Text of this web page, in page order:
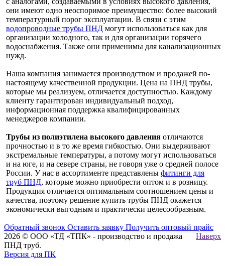
они имеют одно неоспоримое преимущество: более высокий
температурный порог эксплуатации. В связи с этим
водопроводные трубы ПНД могут использоваться как для
организации холодного, так и для организации горячего
водоснабжения. Также они применимы для канализационных
нужд.
Наша компания занимается производством и продажей по-
настоящему качественной продукции. Цена на ПНД трубы,
которые мы реализуем, отличается доступностью. Каждому
клиенту гарантирован индивидуальный подход,
информационная поддержка квалифицированных
менеджеров компании.
Трубы из полиэтилена высокого давления отличаются
прочностью и в то же время гибкостью. Они выдерживают
экстремальные температуры, а потому могут использоваться
и на юге, и на севере страны, не говоря уже о средней полосе
России. У нас в ассортименте представлены фитинги для
труб ПНД, которые можно приобрести оптом и в розницу.
Продукция отличается оптимальным соотношением цены и
качества, поэтому решение купить трубы ПНД окажется
экономически выгодным и практически целесообразным.
Обратный звонок Оставить заявку Получить оптовый прайс
Наверх
2026 © ООО «ТД «ТПК» - производство и продажа
ПНД труб.
Версия для ПК